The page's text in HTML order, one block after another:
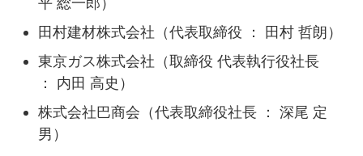
田村建材株式会社（代表取締役 ： 田村 哲朗）
東京ガス株式会社（取締役 代表執行役社長
： 内田 高史）
株式会社巴商会（代表取締役社長 ： 深尾 定
男）